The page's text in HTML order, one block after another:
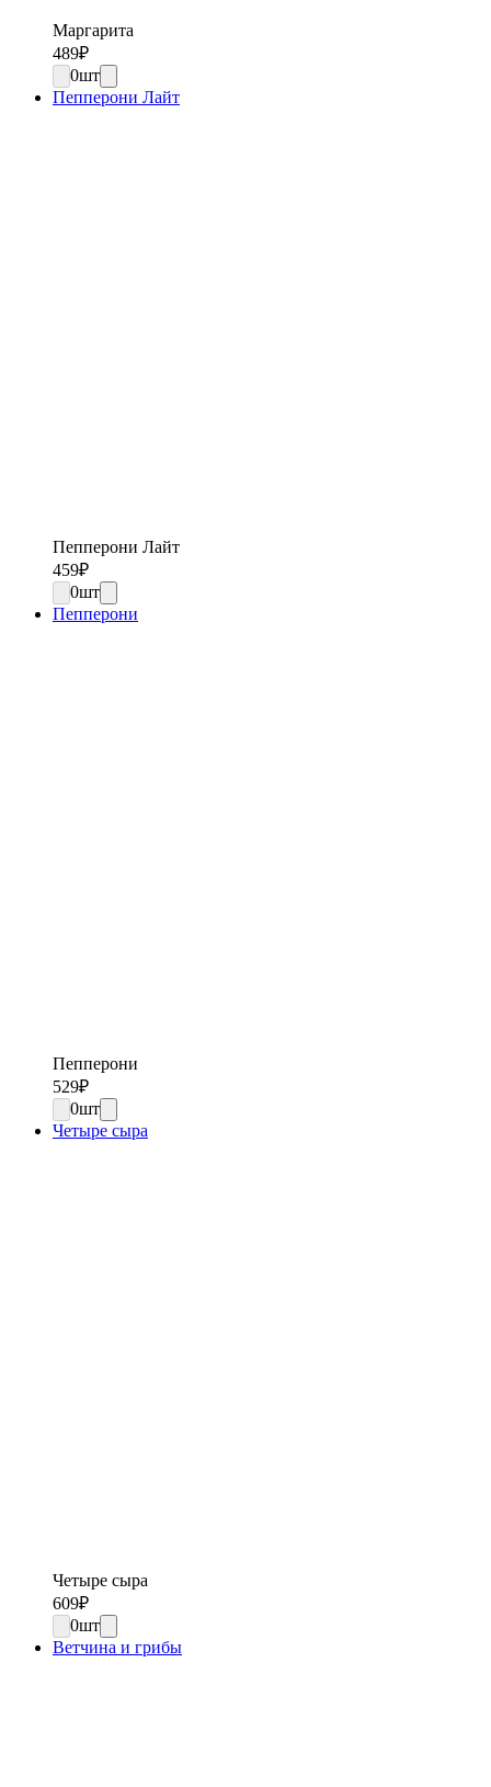
Маргарита
489₽
0шт
Пепперони Лайт
Пепперони Лайт
459₽
0шт
Пепперони
Пепперони
529₽
0шт
Четыре сыра
Четыре сыра
609₽
0шт
Ветчина и грибы